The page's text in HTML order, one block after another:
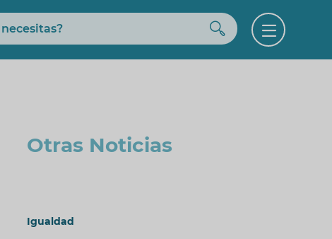
Buscar
Open
Otras Noticias
Igualdad